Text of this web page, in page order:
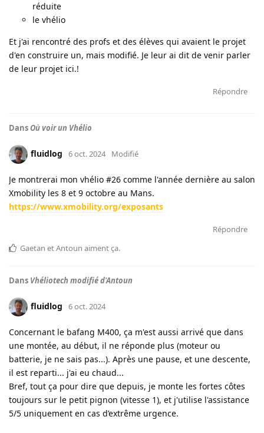
réduite
le vhélio
Et j'ai rencontré des profs et des élèves qui avaient le projet
d'en construire un, mais modifié. Je leur ai dit de venir parler
de leur projet ici.!
Répondre
Dans Où voir un Vhélio
fluidlog 6 oct. 2024 Modifié
Je montrerai mon vhélio #26 comme l'année dernière au salon
Xmobility les 8 et 9 octobre au Mans.
https://www.xmobility.org/exposants
Répondre
Gaetan etAntoun aiment ça.
Dans Vhéliotech modifié d'Antoun
fluidlog 6 oct. 2024
Concernant le bafang M400, ça m'est aussi arrivé que dans
une montée, au début, il ne réponde plus (moteur ou
batterie, je ne sais pas...). Après une pause, et une descente,
il est reparti... j'ai eu chaud...
Bref, tout ça pour dire que depuis, je monte les fortes côtes
toujours sur le petit pignon (vitesse 1), et j'utilise l'assistance
5/5 uniquement en cas d’extrême urgence.